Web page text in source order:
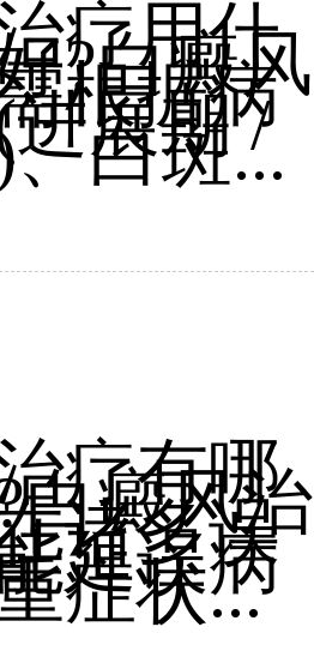
疗用什
?白癜风
根据病
展期 /
白斑...
疗有哪
白癜风治
诸多误
延误病
症状...